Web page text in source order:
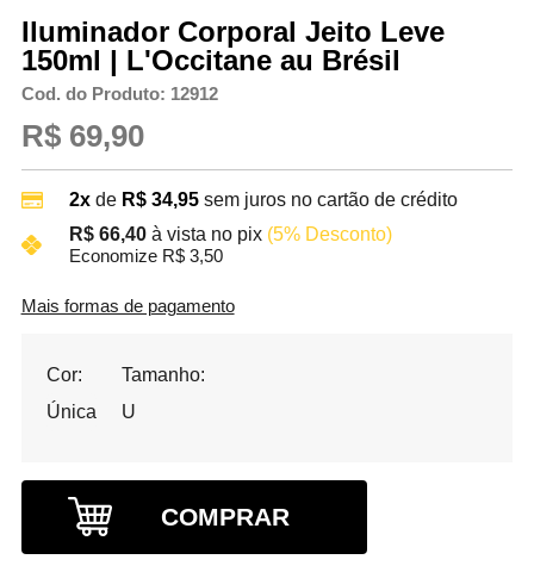
Iluminador Corporal Jeito Leve
150ml | L'Occitane au Brésil
Cod. do Produto: 12912
R$ 69,90
2xde R$ 34,95 sem juros no cartão de crédito
R$ 66,40 à vista no pix (5% Desconto)
Economize R$ 3,50
Mais formas de pagamento
Cor:
Única
Tamanho:
U
COMPRAR